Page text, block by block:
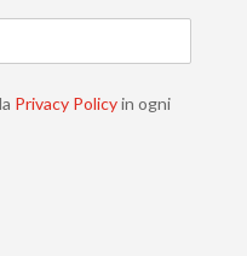
Privacy Policyin ogni